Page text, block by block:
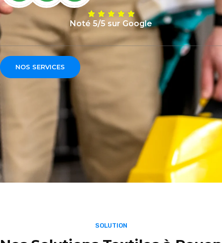
Noté 5/5 sur Google
NOS SERVICES
SOLUTION